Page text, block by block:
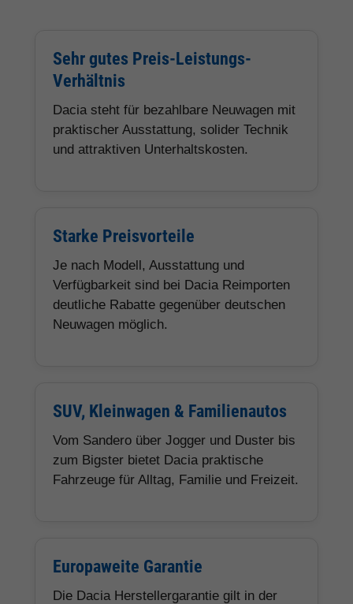
Sehr gutes Preis-Leistungs-
Verhältnis
Dacia steht für bezahlbare Neuwagen mit
praktischer Ausstattung, solider Technik
und attraktiven Unterhaltskosten.
Starke Preisvorteile
Je nach Modell, Ausstattung und
Verfügbarkeit sind bei Dacia Reimporten
deutliche Rabatte gegenüber deutschen
Neuwagen möglich.
SUV, Kleinwagen & Familienautos
Vom Sandero über Jogger und Duster bis
zum Bigster bietet Dacia praktische
Fahrzeuge für Alltag, Familie und Freizeit.
Europaweite Garantie
Die Dacia Herstellergarantie gilt in der